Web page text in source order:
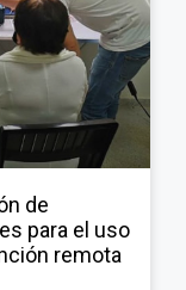
de
para el uso
remota